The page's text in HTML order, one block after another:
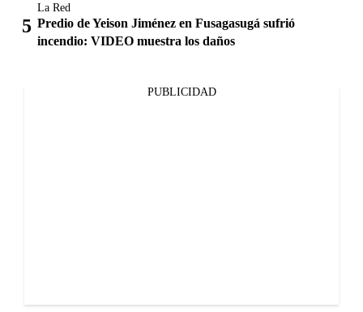
La Red
Predio de Yeison Jiménez en Fusagasugá sufrió
incendio: VIDEO muestra los daños
PUBLICIDAD